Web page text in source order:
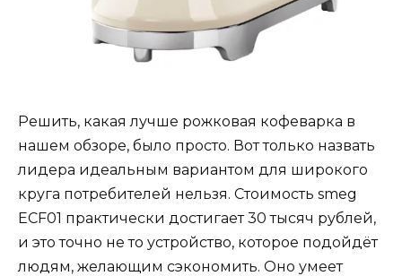
Решить, какая лучше рожковая кофеварка в
нашем обзоре, было просто. Вот только назвать
лидера идеальным вариантом для широкого
круга потребителей нельзя. Стоимость smeg
ECF01 практически достигает 30 тысяч рублей,
и это точно не то устройство, которое подойдёт
людям, желающим сэкономить. Оно умеет